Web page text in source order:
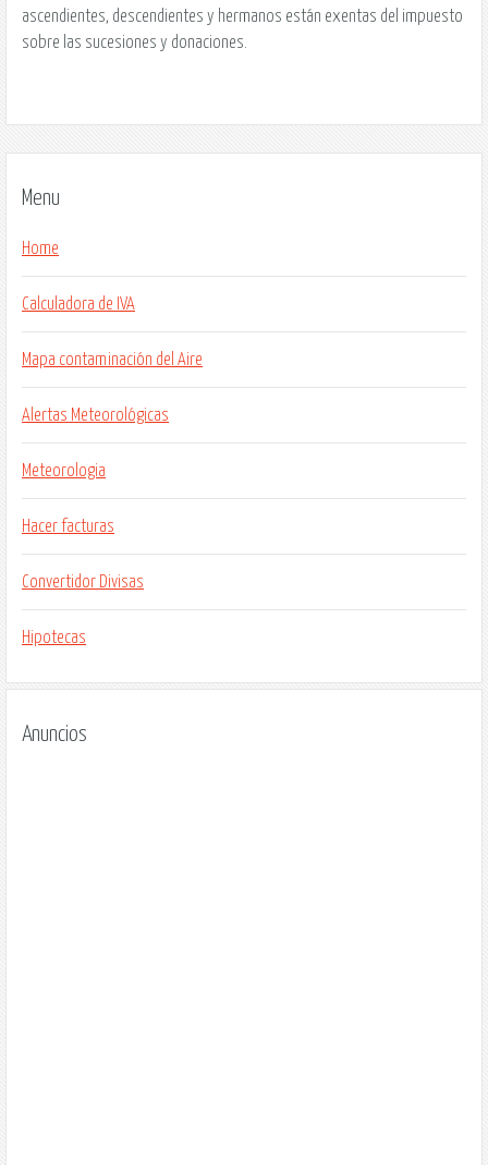
ascendientes, descendientes y hermanos están exentas del impuesto
sobre las sucesiones y donaciones.
Menu
Home
Calculadora de IVA
Mapa contaminación del Aire
Alertas Meteorológicas
Meteorologia
Hacer facturas
Convertidor Divisas
Hipotecas
Anuncios